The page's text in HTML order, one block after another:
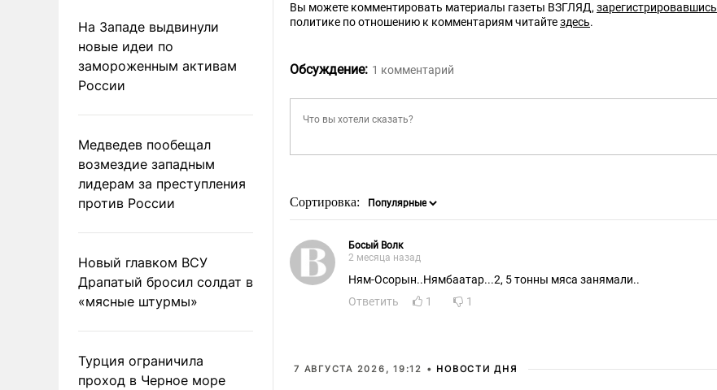
На Западе выдвинули
новые идеи по
замороженным активам
России
Медведев пообещал
возмездие западным
лидерам за преступления
против России
Новый главком ВСУ
Драпатый бросил солдат в
«мясные штурмы»
Турция ограничила
проход в Черное море
Вы можете комментировать материалы газеты ВЗГЛЯД, зарегистрировавшись
политике по отношению к комментариям читайтездесь.
Обсуждение: 1 комментарий
Сортировка:
Босый Волк
2 месяца назад
Ням-Осорын..Нямбаатар...2, 5 тонны мяса занямали..
Ответить
1 1
7 АВГУСТА 2026, 19:12 • НОВОСТИ ДНЯ